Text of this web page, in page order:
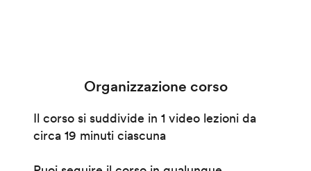
Organizzazione corso
Il corso si suddivide in 1 video lezioni da
circa 19 minuti ciascuna